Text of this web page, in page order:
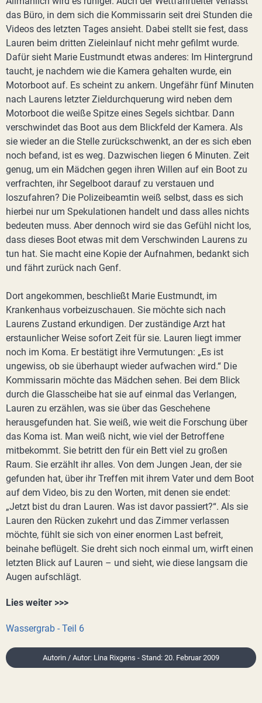
das Büro, in dem sich die Kommissarin seit drei Stunden die
Videos des letzten Tages ansieht. Dabei stellt sie fest, dass
Lauren beim dritten Zieleinlauf nicht mehr gefilmt wurde.
Dafür sieht Marie Eustmundt etwas anderes: Im Hintergrund
taucht, je nachdem wie die Kamera gehalten wurde, ein
Motorboot auf. Es scheint zu ankern. Ungefähr fünf Minuten
nach Laurens letzter Zieldurchquerung wird neben dem
Motorboot die weiße Spitze eines Segels sichtbar. Dann
verschwindet das Boot aus dem Blickfeld der Kamera. Als
sie wieder an die Stelle zurückschwenkt, an der es sich eben
noch befand, ist es weg. Dazwischen liegen 6 Minuten. Zeit
genug, um ein Mädchen gegen ihren Willen auf ein Boot zu
verfrachten, ihr Segelboot darauf zu verstauen und
loszufahren? Die Polizeibeamtin weiß selbst, dass es sich
hierbei nur um Spekulationen handelt und dass alles nichts
bedeuten muss. Aber dennoch wird sie das Gefühl nicht los,
dass dieses Boot etwas mit dem Verschwinden Laurens zu
tun hat. Sie macht eine Kopie der Aufnahmen, bedankt sich
und fährt zurück nach Genf.
Dort angekommen, beschließt Marie Eustmundt, im
Krankenhaus vorbeizuschauen. Sie möchte sich nach
Laurens Zustand erkundigen. Der zuständige Arzt hat
erstaunlicher Weise sofort Zeit für sie. Lauren liegt immer
noch im Koma. Er bestätigt ihre Vermutungen: „Es ist
ungewiss, ob sie überhaupt wieder aufwachen wird.“ Die
Kommissarin möchte das Mädchen sehen. Bei dem Blick
durch die Glasscheibe hat sie auf einmal das Verlangen,
Lauren zu erzählen, was sie über das Geschehene
herausgefunden hat. Sie weiß, wie weit die Forschung über
das Koma ist. Man weiß nicht, wie viel der Betroffene
mitbekommt. Sie betritt den für ein Bett viel zu großen
Raum. Sie erzählt ihr alles. Von dem Jungen Jean, der sie
gefunden hat, über ihr Treffen mit ihrem Vater und dem Boot
auf dem Video, bis zu den Worten, mit denen sie endet:
„Jetzt bist du dran Lauren. Was ist davor passiert?“. Als sie
Lauren den Rücken zukehrt und das Zimmer verlassen
möchte, fühlt sie sich von einer enormen Last befreit,
beinahe beflügelt. Sie dreht sich noch einmal um, wirft einen
letzten Blick auf Lauren – und sieht, wie diese langsam die
Augen aufschlägt.
Lies weiter >>>
Wassergrab - Teil 6
Autorin / Autor: Lina Rixgens - Stand: 20. Februar 2009